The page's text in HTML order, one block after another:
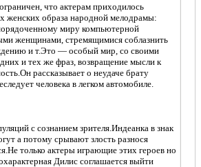
что актерам приходилось
женских образа народной мелодрамы:
миру компьютерной
женщинами, стремящимися соблазнить
и т.Это — особый мир, со своими
и тех же фраз, возвращение мысли к
рассказывает о неудаче брату
человека в легком автомобиле.
с сознанием зрителя.Индеанка в знак
а потому срывают злость разнося
только актеры играющие этих героев но
Дилис соглашается выйти